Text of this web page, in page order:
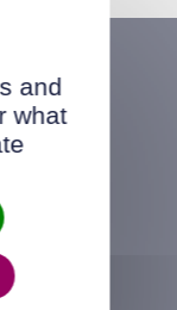
and
what